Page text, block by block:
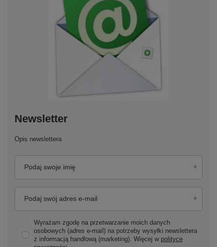
Newsletter
Opis newslettera
Podaj swoje imię
Podaj swój adres e-mail
Wyrażam zgodę na przetwarzanie moich danych
osobowych (adres e-mail) na potrzeby wysyłki newslettera
z informacją handlową (marketing). Więcej w polityce